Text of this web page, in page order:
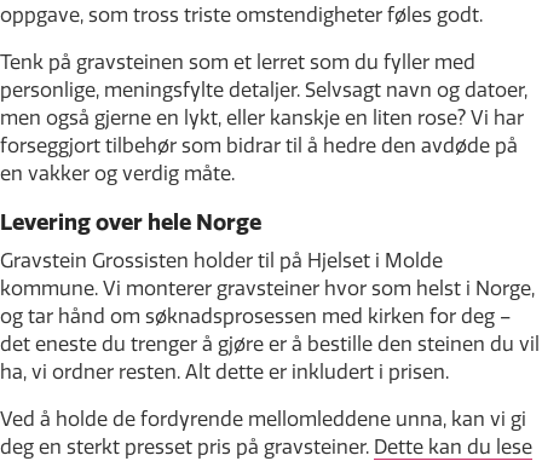
oppgave, som tross triste omstendigheter føles godt.
Tenk på gravsteinen som et lerret som du fyller med
personlige, meningsfylte detaljer. Selvsagt navn og datoer,
men også gjerne en lykt, eller kanskje en liten rose? Vi har
forseggjort tilbehør som bidrar til å hedre den avdøde på
en vakker og verdig måte.
Levering over hele Norge
Gravstein Grossisten holder til på Hjelset i Molde
kommune. Vi monterer gravsteiner hvor som helst i Norge,
og tar hånd om søknadsprosessen med kirken for deg –
det eneste du trenger å gjøre er å bestille den steinen du vil
ha, vi ordner resten. Alt dette er inkludert i prisen.
Ved å holde de fordyrende mellomleddene unna, kan vi gi
deg en sterkt presset pris på gravsteiner. Dette kan du lese